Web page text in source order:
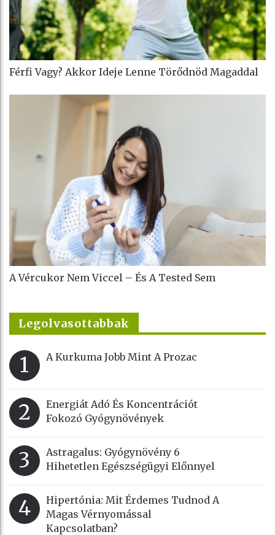
Férfi Vagy? Akkor Ideje Lenne Törődnöd Magaddal
A Vércukor Nem Viccel – És A Tested Sem
Legolvasottabbak
1 A Kurkuma Jobb Mint A Prozac
2
Energiát Adó És Koncentrációt
Fokozó Gyógynövények
3
Astragalus: Gyógynövény 6
Hihetetlen Egészségügyi Előnnyel
4
Hipertónia: Mit Érdemes Tudnod A
Magas Vérnyomással
Kapcsolatban?